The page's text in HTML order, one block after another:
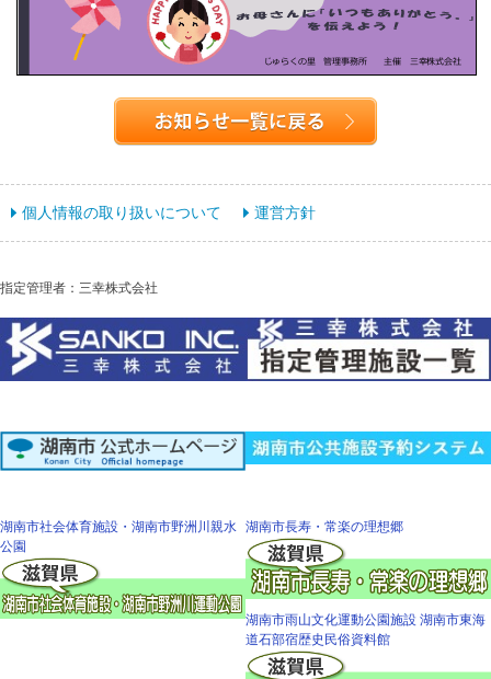
個人情報の取り扱いについて 運営方針
指定管理者：三幸株式会社